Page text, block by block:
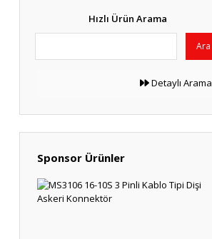
Hızlı Ürün Arama
Ara
Detaylı Arama
Sponsor Ürünler